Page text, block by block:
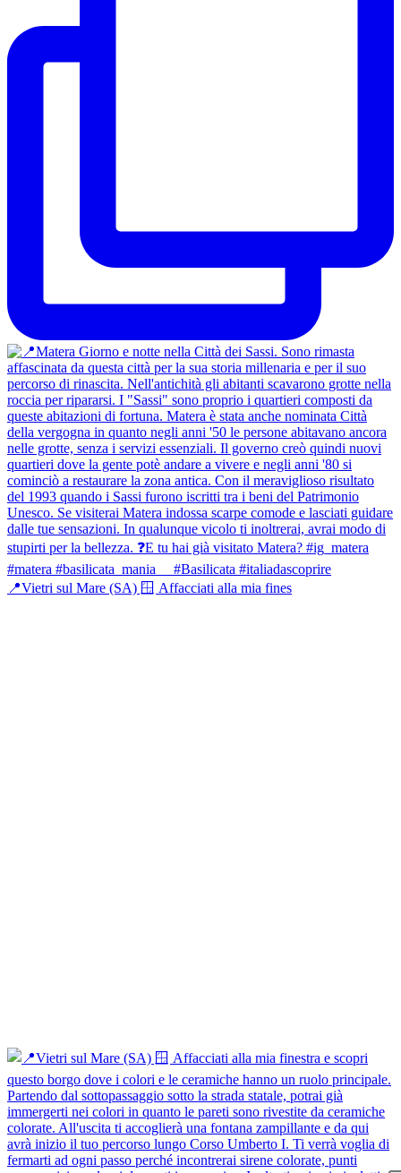
📍Vietri sul Mare (SA) 🪟 Affacciati alla mia fines